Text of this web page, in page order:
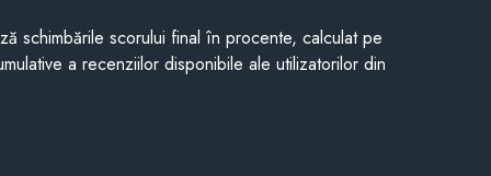
schimbările scorului final în procente, calculat pe
a recenziilor disponibile ale utilizatorilor din